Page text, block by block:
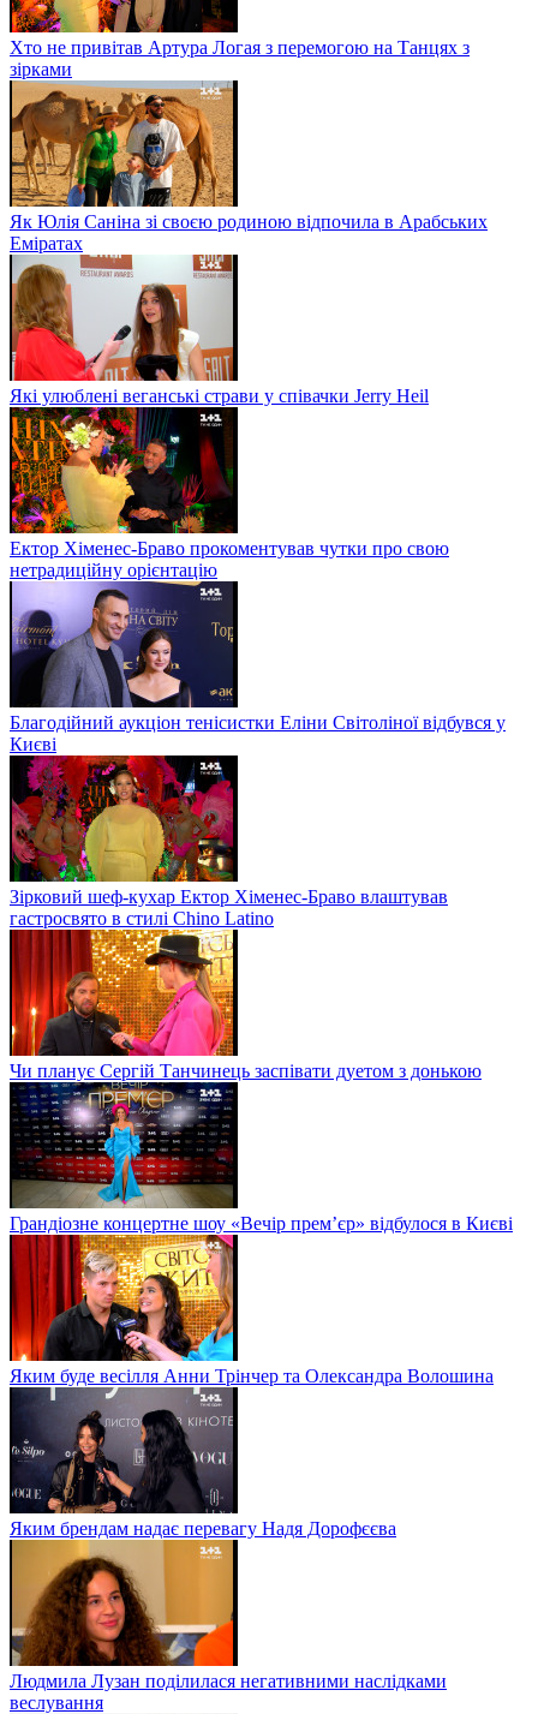
Хто не привітав Артура Логая з перемогою на Танцях з
зірками
Як Юлія Саніна зі своєю родиною відпочила в Арабських
Еміратах
Які улюблені веганські страви у співачки Jerry Heil
Ектор Хіменес-Браво прокоментував чутки про свою
нетрадиційну орієнтацію
Благодійний аукціон тенісистки Еліни Світоліної відбувся у
Києві
Зірковий шеф-кухар Ектор Хіменес-Браво влаштував
гастросвято в стилі Chino Latino
Чи планує Сергій Танчинець заспівати дуетом з донькою
Грандіозне концертне шоу «Вечір прем’єр» відбулося в Києві
Яким буде весілля Анни Трінчер та Олександра Волошина
Яким брендам надає перевагу Надя Дорофєєва
Людмила Лузан поділилася негативними наслідками
веслування